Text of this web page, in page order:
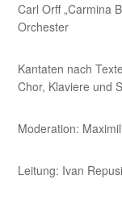
Carl Orff „Carmina
Orchester
Kantaten nach
Chor, Klaviere und
Moderation:
Leitung: Ivan